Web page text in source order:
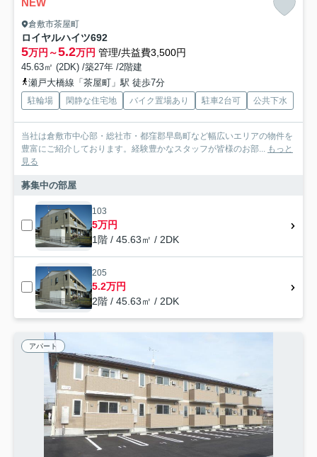
倉敷市茶屋町
ロイヤルハイツ692
5万円～5.2万円 管理/共益費3,500円
45.63㎡ (2DK) /築27年 /2階建
瀬戸大橋線「茶屋町」駅 徒歩7分
駐輪場 閑静な住宅地 バイク置場あり 駐車2台可 公共下水
当社は倉敷市中心部・総社市・都窪郡早島町など幅広いエリアの物件を
豊富にご紹介しております。経験豊かなスタッフが皆様のお部...
もっと
見る
募集中の部屋
103
5万円
1階 / 45.63㎡ / 2DK
205
5.2万円
2階 / 45.63㎡ / 2DK
アパート